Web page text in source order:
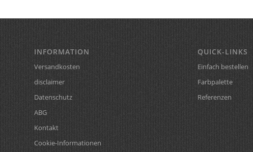
INFORMATION
Versandkosten
disclaimer
Datenschutz
ABG
Kontakt
Cookie-Informationen
QUICK-LINKS
Einfach bestellen
Farbpalette
Referenzen